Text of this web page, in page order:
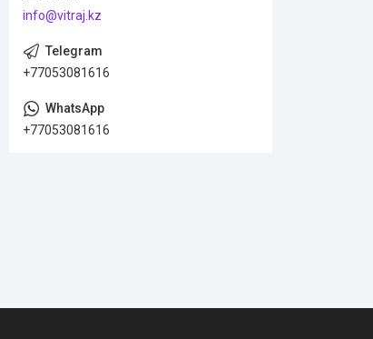
info@vitraj.kz
+77053081616
+77053081616